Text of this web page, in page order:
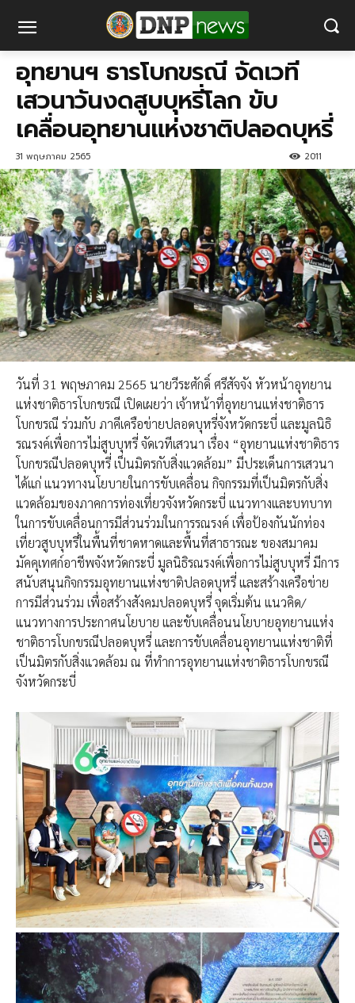
อุทยานฯ ธารโบกขรณี จัดเวที
เสวนาวันงดสูบบุหรี่โลก ขับ
เคลื่อนอุทยานแห่งชาติปลอดบุหรี่
31 พฤษภาคม 2565 2011
วันที่ 31 พฤษภาคม 2565 นายวีระศักดิ์ ศรีสัจจัง หัวหน้าอุทยาน
แห่งชาติธารโบกขรณี เปิดเผยว่า เจ้าหน้าที่อุทยานแห่งชาติธาร
โบกขรณี ร่วมกับ ภาคีเครือข่ายปลอดบุหรี่จังหวัดกระบี่ และมูลนิธิ
รณรงค์เพื่อการไม่สูบบุหรี่ จัดเวทีเสวนา เรื่อง “อุทยานแห่งชาติธาร
โบกขรณีปลอดบุหรี่ เป็นมิตรกับสิ่งแวดล้อม” มีประเด็นการเสวนา
ได้แก่ แนวทางนโยบายในการขับเคลื่อน กิจกรรมที่เป็นมิตรกับสิ่ง
แวดล้อมของภาคการท่องเที่ยวจังหวัดกระบี่ แนวทางและบทบาท
ในการขับเคลื่อนการมีส่วนร่วมในการรณรงค์ เพื่อป้องกันนักท่อง
เที่ยวสูบบุหรี่ในพื้นที่ชาดหาดและพื้นที่สาธารณะ ของสมาคม
มัคคุเทศก์อาชีพจังหวัดกระบี่ มูลนิธิรณรงค์เพื่อการไม่สูบบุหรี่ มีการ
สนับสนุนกิจกรรมอุทยานแห่งชาติปลอดบุหรี่ และสร้างเครือข่าย
การมีส่วนร่วม เพื่อสร้างสังคมปลอดบุหรี่ จุดเริ่มต้น แนวคิด/
แนวทางการประกาศนโยบาย และขับเคลื่อนนโยบายอุทยานแห่ง
ชาติธารโบกขรณีปลอดบุหรี่ และการขับเคลื่อนอุทยานแห่งชาติที่
เป็นมิตรกับสิ่งแวดล้อม ณ ที่ทำการอุทยานแห่งชาติธารโบกขรณี
จังหวัดกระบี่